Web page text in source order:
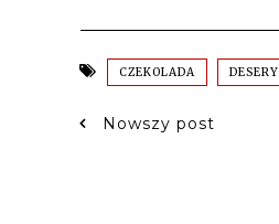
CZEKOLADA DESERY
Nowszy post